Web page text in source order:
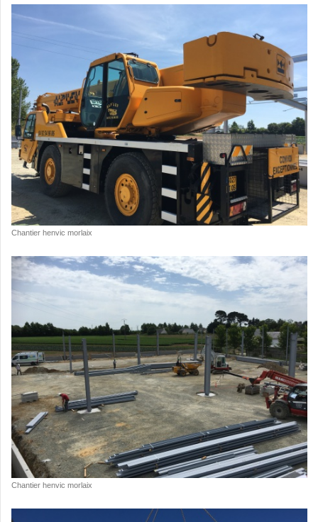
Chantier henvic morlaix
Chantier henvic morlaix